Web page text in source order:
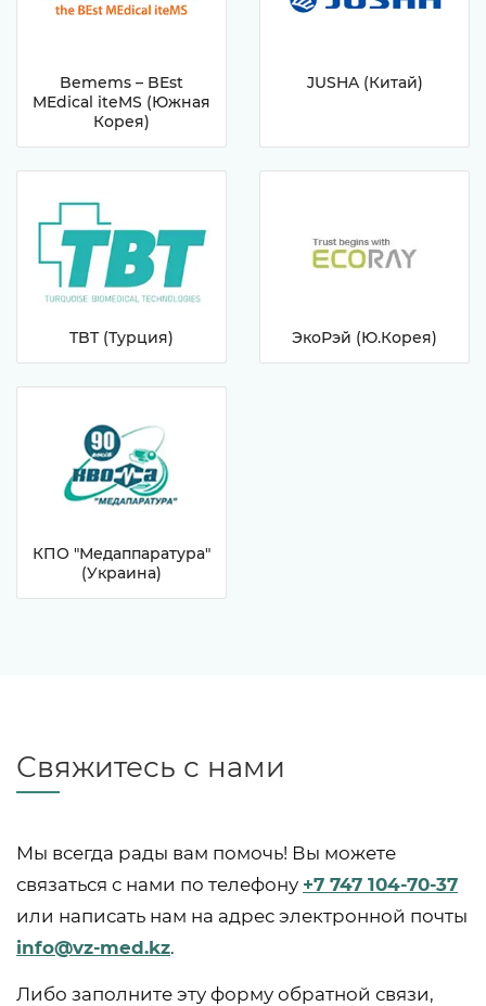
Bemems – BEst
MEdical iteMS (Южная
Корея)
JUSHA (Китай)
TBT (Турция) ЭкоРэй (Ю.Корея)
КПО "Медаппаратура"
(Украина)
Свяжитесь с нами
Мы всегда рады вам помочь! Вы можете
связаться с нами по телефону +7 747 104-70-37
или написать нам на адрес электронной почты
info@vz-med.kz.
Либо заполните эту форму обратной связи,